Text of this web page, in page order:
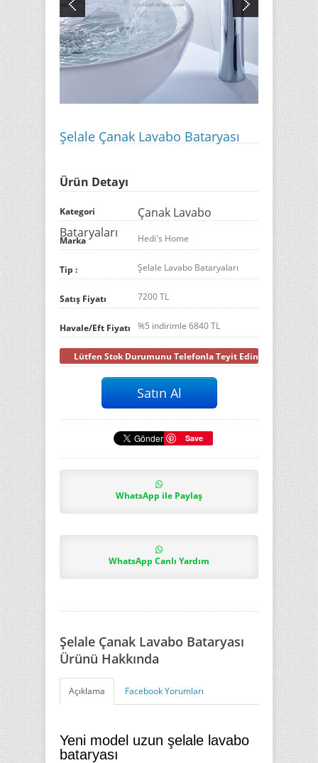
Şelale Çanak Lavabo Bataryası
Ürün Detayı
Kategori
Çanak Lavabo
Bataryaları
Marka Hedi's Home
Tip : Şelale Lavabo Bataryaları
Satış Fiyatı 7200 TL
Havale/Eft Fiyatı %5 indirimle 6840TL
Lütfen Stok Durumunu Telefonla Teyit Ediniz
Save
WhatsApp ile Paylaş
WhatsApp Canlı Yardım
Şelale Çanak Lavabo Bataryası
Ürünü Hakkında
Açıklama Facebook Yorumları
Yeni model uzun şelale lavabo
bataryası